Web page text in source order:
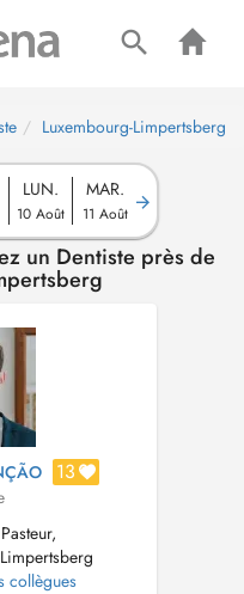
Luxembourg-Limpertsberg
LUN.
10 Août
MAR.
11 Août
un Dentiste près de
13
collègues